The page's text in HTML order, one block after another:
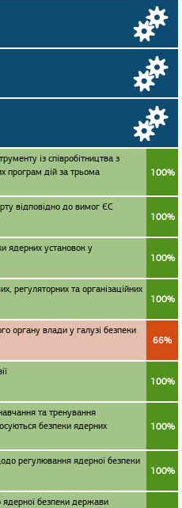
із співробітництва з
програм дій за трьома
100%
відповідно до вимог ЄС
100%
ядерних установок у
100%
регуляторних та організаційних
100%
органу влади у галузі безпеки
66%
100%
та тренування
безпеки ядерних
100%
регулювання ядерної безпеки
100%
безпеки держави